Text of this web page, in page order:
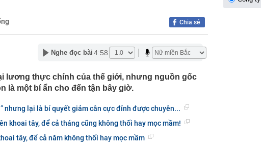
hơn 200 triệu đồng được dàn sao bom tấn The
diễn Christopher Nolan cùng yêu thích
mô hình nhà miền Tây, thu gần nửa tỉ mỗi năm
được tạp chí Mỹ đánh giá đẹp hơn cả Maldives và
loạt “ông lớn” Sun Group, Vingroup, BIM Group... chọn
triển gần 61.000 căn nhà ở xã hội, doanh nghiệp
thị trường đang triển khai đến đâu?
Bản thích đi nhà tắm công cộng?
Chia sẻ
Nghe đọc bài 4:58
lương thực chính của thế giới, nhưng nguồn gốc
là một bí ẩn cho đến tận bây giờ.
nhưng lại là bí quyết giảm cân cực đỉnh được chuyên...
khoai tây, để cả tháng cũng không thối hay mọc mầm!
tây, để cả năm không thối hay mọc mầm